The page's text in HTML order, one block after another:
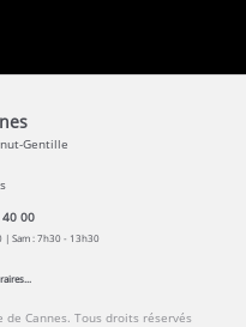
Gentille
00
| Sam : 7h30 - 13h30
Cannes. Tous droits réservés